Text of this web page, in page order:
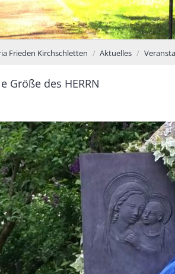
Frieden Kirchschletten Aktuelles
Größe des HERRN